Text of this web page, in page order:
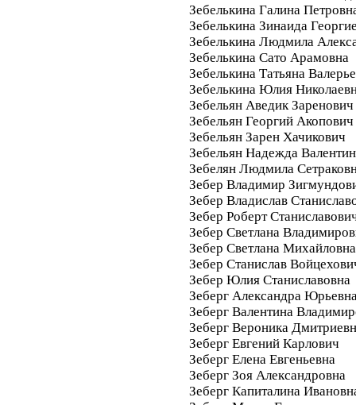
Зебелькина Галина
Зебелькина Зинаида
Зебелькина Людмила
Зебелькина Сато Арамовна
Зебелькина Татьяна
Зебелькина Юлия
Зебельян Аведик Заренович
Зебельян Георгий Акопович
Зебельян Зарен Хачикович
Зебельян Надежда
Зебелян Людмила
Зебер Владимир
Зебер Владислав
Зебер Роберт
Зебер Светлана
Зебер Светлана Михайловна
Зебер Станислав
Зебер Юлия Станиславовна
Зеберг Александра
Зеберг Валентина
Зеберг Вероника
Зеберг Евгений Карлович
Зеберг Елена Евгеньевна
Зеберг Зоя Александровна
Зеберг Капиталина